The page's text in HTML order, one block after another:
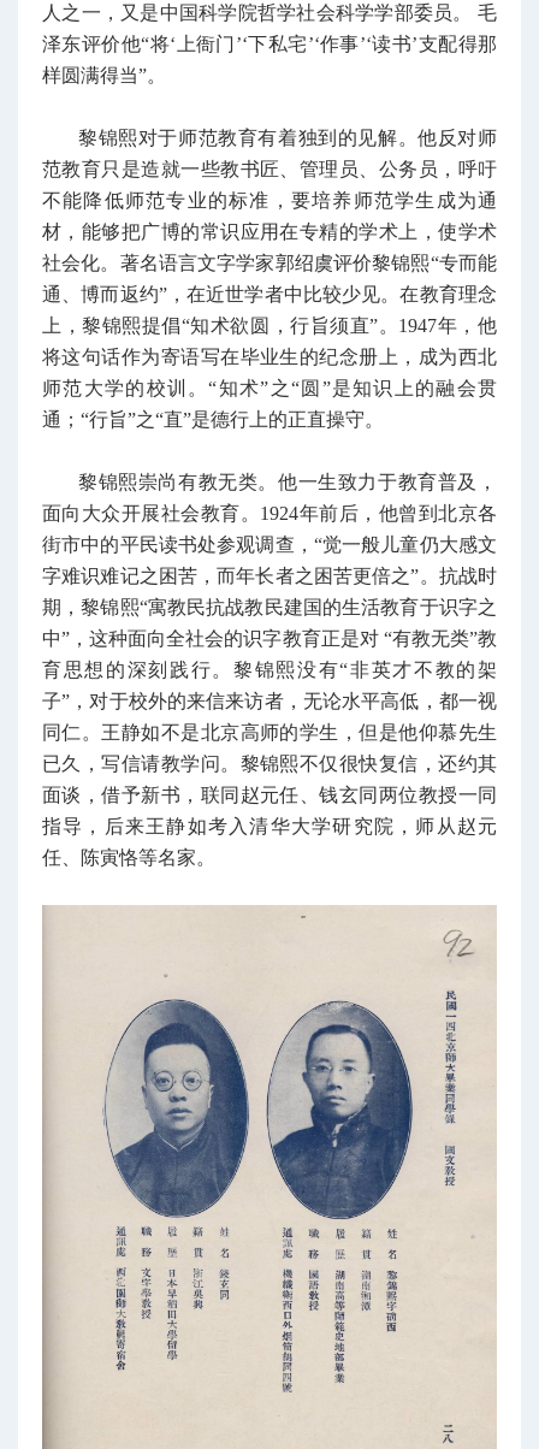
人之一，又是中国科学院哲学社会科学学部委员。 毛
泽东评价他“将‘上衙门’‘下私宅’‘作事’‘读书’支配得那
样圆满得当”。
黎锦熙对于师范教育有着独到的见解。他反对师
范教育只是造就一些教书匠、管理员、公务员，呼吁
不能降低师范专业的标准，要培养师范学生成为通
材，能够把广博的常识应用在专精的学术上，使学术
社会化。著名语言文字学家郭绍虞评价黎锦熙“专而能
通、博而返约”，在近世学者中比较少见。在教育理念
上，黎锦熙提倡“知术欲圆，行旨须直”。1947年，他
将这句话作为寄语写在毕业生的纪念册上，成为西北
师范大学的校训。“知术”之“圆”是知识上的融会贯
通；“行旨”之“直”是德行上的正直操守。
黎锦熙崇尚有教无类。他一生致力于教育普及，
面向大众开展社会教育。1924年前后，他曾到北京各
街市中的平民读书处参观调查，“觉一般儿童仍大感文
字难识难记之困苦，而年长者之困苦更倍之”。抗战时
期，黎锦熙“寓教民抗战教民建国的生活教育于识字之
中”，这种面向全社会的识字教育正是对 “有教无类”教
育思想的深刻践行。黎锦熙没有“非英才不教的架
子”，对于校外的来信来访者，无论水平高低，都一视
同仁。王静如不是北京高师的学生，但是他仰慕先生
已久，写信请教学问。黎锦熙不仅很快复信，还约其
面谈，借予新书，联同赵元任、钱玄同两位教授一同
指导，后来王静如考入清华大学研究院，师从赵元
任、陈寅恪等名家。